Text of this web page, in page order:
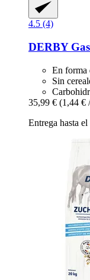
4.5 (4)
DERBY
En forma
Sin
35,99 € (1,44 €
Entrega hasta